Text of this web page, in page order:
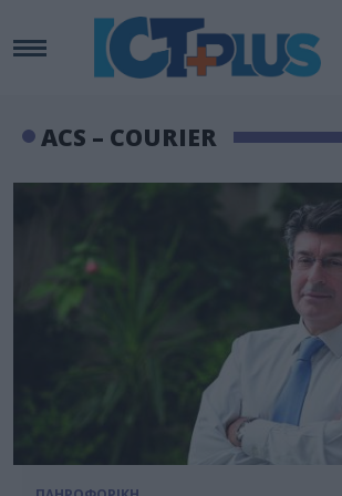
ACS – COURIER